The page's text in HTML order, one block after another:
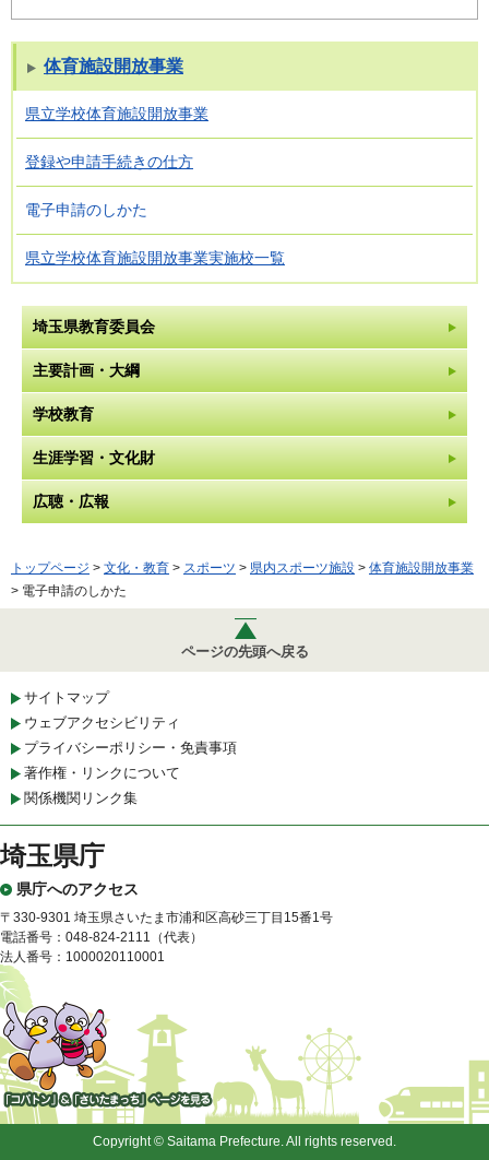
体育施設開放事業
県立学校体育施設開放事業
登録や申請手続きの仕方
電子申請のしかた
県立学校体育施設開放事業実施校一覧
埼玉県教育委員会
主要計画・大綱
学校教育
生涯学習・文化財
広聴・広報
トップページ > 文化・教育 > スポーツ > 県内スポーツ施設 > 体育施設開放事業
> 電子申請のしかた
ページの先頭へ戻る
サイトマップ
ウェブアクセシビリティ
プライバシーポリシー・免責事項
著作権・リンクについて
関係機関リンク集
埼玉県庁
県庁へのアクセス
〒330-9301 埼玉県さいたま市浦和区高砂三丁目15番1号
電話番号：048-824-2111（代表）
法人番号：1000020110001
「コバトン」&「さいたまっ
Copyright © Saitama Prefecture. All rights reserved.